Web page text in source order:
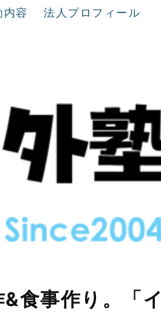
内容 法人プロフィール
食事作り。「イ